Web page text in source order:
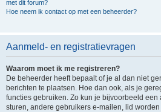
met dit forum?
Hoe neem ik contact op met een beheerder?
Aanmeld- en registratievragen
Waarom moet ik me registreren?
De beheerder heeft bepaalt of je al dan niet
berichten te plaatsen. Hoe dan ook, als je
functies gebruiken. Zo kun je bijvoorbeeld
sturen, andere gebruikers e-mailen, lid